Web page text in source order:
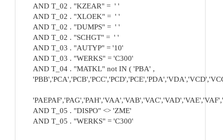
AND T_02 . "KZEAR" = ' '
AND T_02 . "XLOEK" = ' '
AND T_02 . "DUMPS" = ' '
AND T_02 . "SCHGT" = ' '
AND T_03 . "AUTYP" = '10'
AND T_03 . "WERKS" = 'C300'
AND T_04 . "MATKL" not IN ( 'PBA' ,
AND T_05 . "DISPO" <> 'ZME'
AND T_05 . "WERKS" = 'C300'